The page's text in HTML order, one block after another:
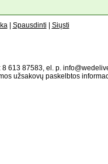
| Spausdinti Siųsti
8 613 87583, el. p.
užsakovų paskelbtos